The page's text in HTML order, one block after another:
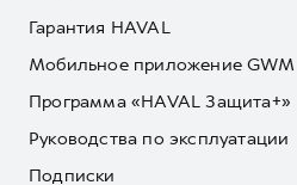
Гарантия HAVAL
Мобильное приложение GWM
Программа «HAVAL Защита+»
Руководства по эксплуатации
Подписки